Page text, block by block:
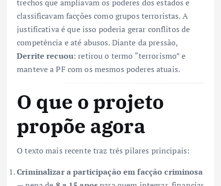
trechos que ampliavam os poderes dos estados e
classificavam facções como grupos terroristas. A
justificativa é que isso poderia gerar conflitos de
competência e até abusos. Diante da pressão,
Derrite recuou: retirou o termo “terrorismo” e
manteve a PF com os mesmos poderes atuais.
O que o projeto
propõe agora
O texto mais recente traz três pilares principais:
Criminalizar a participação em facção criminosa